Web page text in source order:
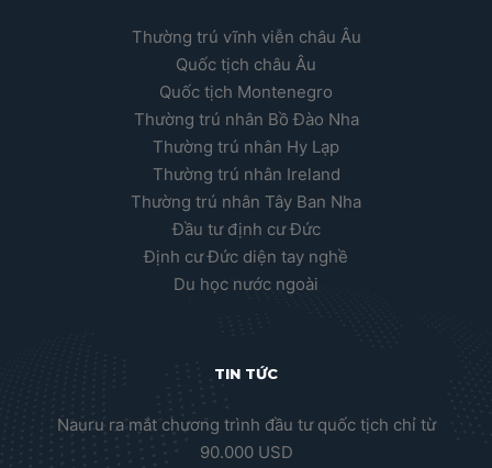
Thường trú vĩnh viễn châu Âu
Quốc tịch châu Âu
Quốc tịch Montenegro
Thường trú nhân Bồ Đào Nha
Thường trú nhân Hy Lạp
Thường trú nhân Ireland
Thường trú nhân Tây Ban Nha
Đầu tư định cư Đức
Định cư Đức diện tay nghề
Du học nước ngoài
TIN TỨC
Nauru ra mắt chương trình đầu tư quốc tịch chỉ từ
90.000 USD